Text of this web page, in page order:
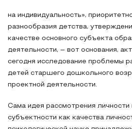
на индивидуальность»,
разнообразия детства,
качестве основного субъекта
деятельности, – вот основания,
сегодня исследование проблемы
детей старшего дошкольного
проектной деятельности.
Сама идея рассмотрения личности
субъектности как качества